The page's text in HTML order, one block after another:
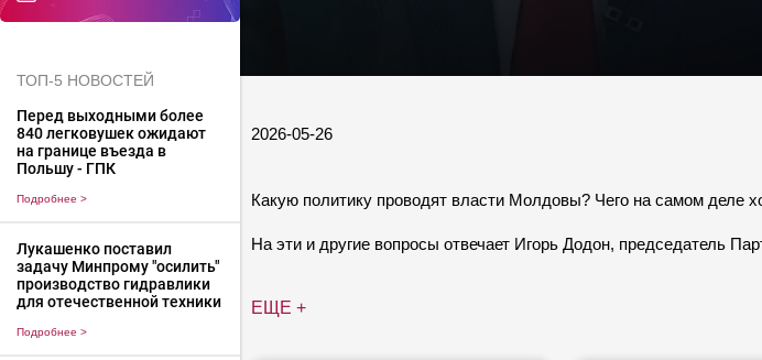
ТОП-5 НОВОСТЕЙ
Перед выходными более
840 легковушек ожидают
на границе въезда в
Польшу - ГПК
Подробнее >
Лукашенко поставил
задачу Минпрому "осилить"
производство гидравлики
для отечественной техники
Подробнее >
2026-05-26
Какую политику проводят власти Молдовы? Чего на самом деле
На эти и другие вопросы отвечает Игорь Додон, председатель
ЕЩЕ +